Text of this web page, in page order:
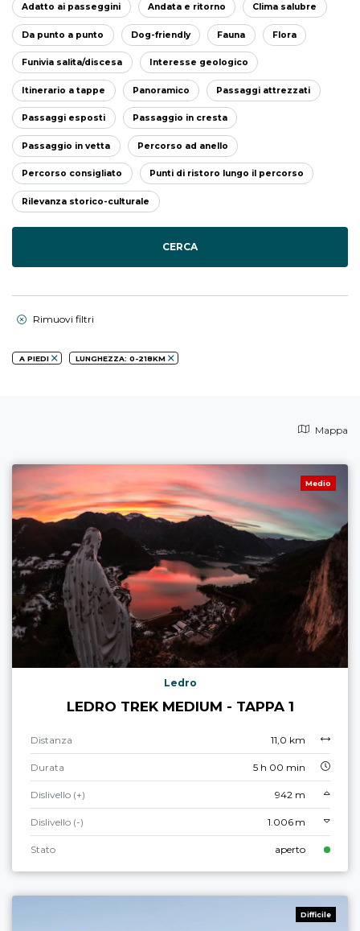
Adatto ai passeggini Andata e ritorno Clima salubre
Da punto a punto Dog-friendly Fauna Flora
Funivia salita/discesa Interesse geologico
Itinerario a tappe Panoramico Passaggi attrezzati
Passaggi esposti Passaggio in cresta
Passaggio in vetta Percorso ad anello
Percorso consigliato Punti di ristoro lungo il percorso
Rilevanza storico-culturale
CERCA
Rimuovi filtri
A PIEDI LUNGHEZZA: 0-218KM
Mappa
Medio
Ledro
LEDRO TREK MEDIUM - TAPPA 1
Distanza 11,0 km
Durata 5 h 00 min
Dislivello (+) 942 m
Dislivello (-) 1.006 m
Stato aperto
Difficile